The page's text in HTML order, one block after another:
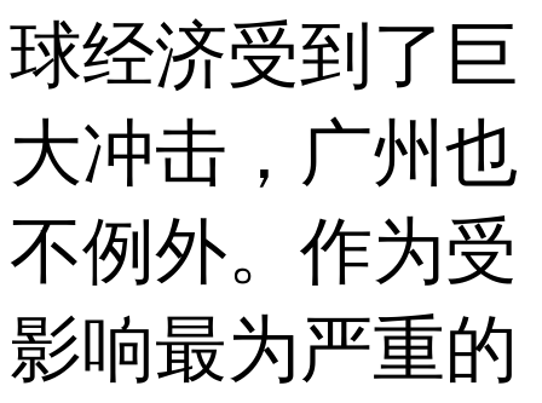
球经济受到了巨
大冲击，广州也
不例外。作为受
影响最为严重的